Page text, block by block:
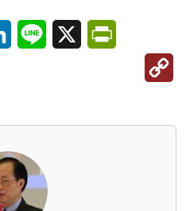
LinkedInLine X